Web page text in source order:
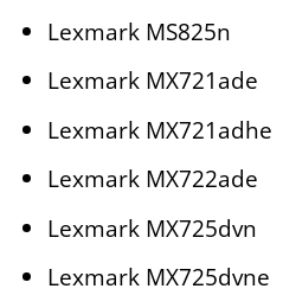
Lexmark MS825n
Lexmark MX721ade
Lexmark MX721adhe
Lexmark MX722ade
Lexmark MX725dvn
Lexmark MX725dvne